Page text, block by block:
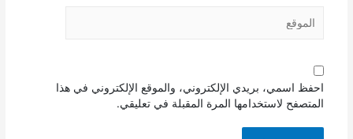
احفظ اسمي، بريدي الإلكتروني، والموقع الإلكتروني في هذا
المتصفح لاستخدامها المرة المقبلة في تعليقي.